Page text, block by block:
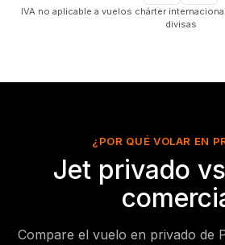
IVA no aplicable a vuelos chárter
divisas
¿POR QUÉ VOLAR EN
Jet privado
Compare el vuelo en privado de